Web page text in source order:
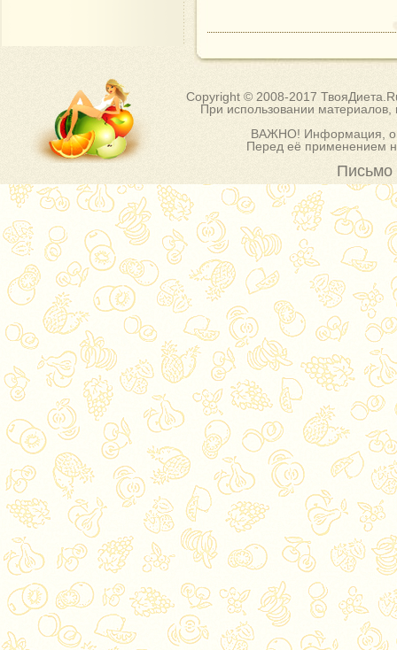
Copyright © 2008-2017
При использовании материалов,
ВАЖНО! Информация,
Перед её применением
Письмо